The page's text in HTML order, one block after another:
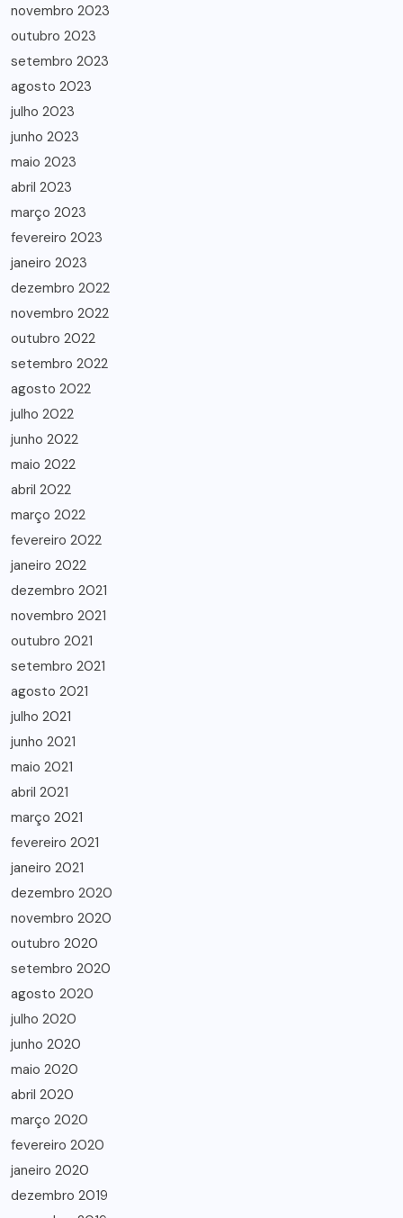
novembro 2023
outubro 2023
setembro 2023
agosto 2023
julho 2023
junho 2023
maio 2023
abril 2023
março 2023
fevereiro 2023
janeiro 2023
dezembro 2022
novembro 2022
outubro 2022
setembro 2022
agosto 2022
julho 2022
junho 2022
maio 2022
abril 2022
março 2022
fevereiro 2022
janeiro 2022
dezembro 2021
novembro 2021
outubro 2021
setembro 2021
agosto 2021
julho 2021
junho 2021
maio 2021
abril 2021
março 2021
fevereiro 2021
janeiro 2021
dezembro 2020
novembro 2020
outubro 2020
setembro 2020
agosto 2020
julho 2020
junho 2020
maio 2020
abril 2020
março 2020
fevereiro 2020
janeiro 2020
dezembro 2019